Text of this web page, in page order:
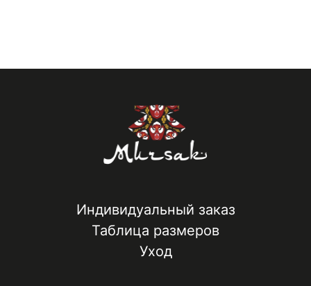
Индивидуальный заказ
Таблица размеров
Уход